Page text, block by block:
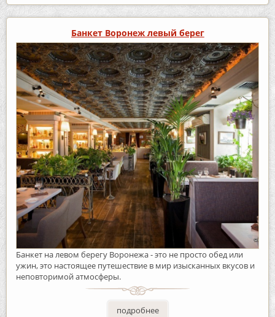
Банкет Воронеж левый берег
Банкет на левом берегу Воронежа - это не просто обед или
ужин, это настоящее путешествие в мир изысканных вкусов и
неповторимой атмосферы.
подробнее